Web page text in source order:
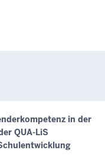
in der
QUA-LiS